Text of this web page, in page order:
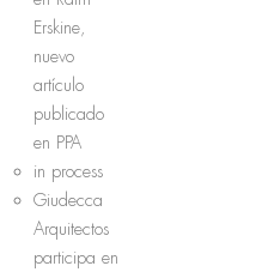
Erskine,
nuevo
artículo
publicado
en PPA
in process
Giudecca
Arquitectos
participa en